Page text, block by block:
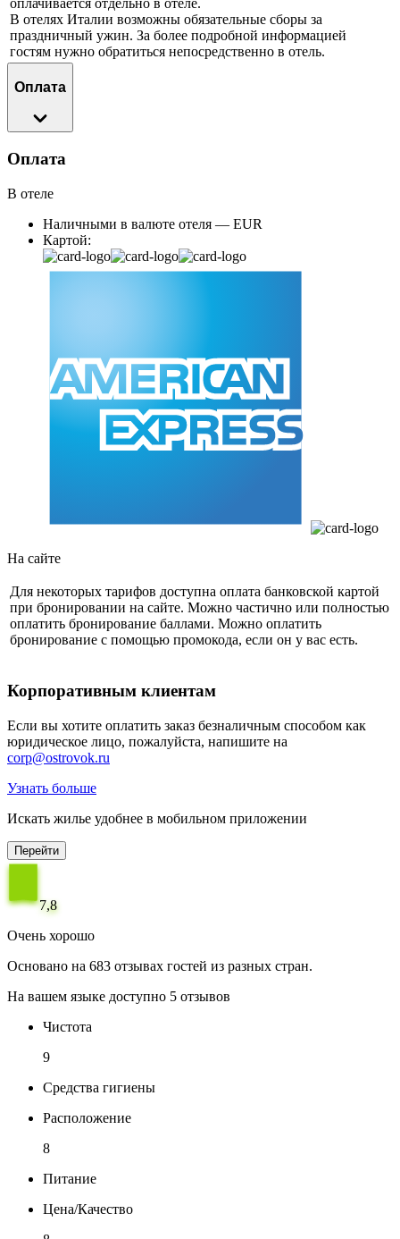
оплачивается отдельно в отеле.
В отелях Италии возможны обязательные сборы за
праздничный ужин. За более подробной информацией
гостям нужно обратиться непосредственно в отель.
Оплата
Оплата
В отеле
Наличными в валюте отеля — EUR
Картой:
На сайте
Для некоторых тарифов доступна оплата банковской картой
при бронировании на сайте. Можно частично или полностью
оплатить бронирование баллами. Можно оплатить
бронирование с помощью промокода, если он у вас есть.
Корпоративным клиентам
Если вы хотите оплатить заказ безналичным способом как
юридическое лицо, пожалуйста, напишите на
corp@ostrovok.ru
Узнать больше
Искать жилье удобнее в мобильном приложении
Перейти
7,8
Очень хорошо
Основано на 683 отзывах гостей из разных стран.
На вашем языке доступно 5 отзывов
Чистота
9
Средства гигиены
Расположение
8
Питание
Цена/Качество